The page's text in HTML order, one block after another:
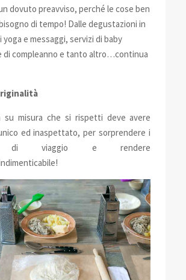
dovuto preavviso, perché le cose ben
di tempo! Dalle degustazioni in
yoga e messaggi, servizi di baby
compleanno e tanto altro…continua
su misura che si rispetti deve avere
ed inaspettato, per sorprendere i
di viaggio e rendere